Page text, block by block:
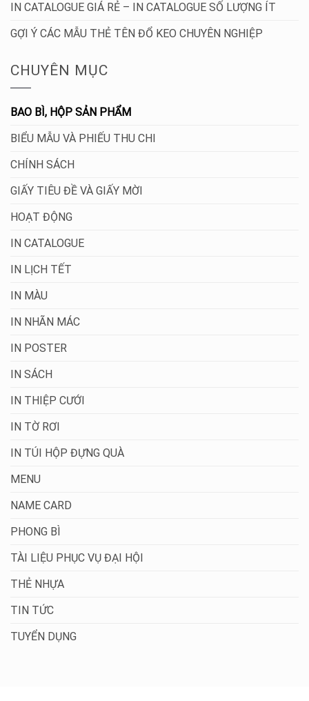
IN CATALOGUE GIÁ RẺ – IN CATALOGUE SỐ LƯỢNG ÍT
GỢI Ý CÁC MẪU THẺ TÊN ĐỔ KEO CHUYÊN NGHIỆP
CHUYÊN MỤC
BAO BÌ, HỘP SẢN PHẨM
BIỂU MẪU VÀ PHIẾU THU CHI
CHÍNH SÁCH
GIẤY TIÊU ĐỀ VÀ GIẤY MỜI
HOẠT ĐỘNG
IN CATALOGUE
IN LỊCH TẾT
IN MÀU
IN NHÃN MÁC
IN POSTER
IN SÁCH
IN THIỆP CƯỚI
IN TỜ RƠI
IN TÚI HỘP ĐỰNG QUÀ
MENU
NAME CARD
PHONG BÌ
TÀI LIỆU PHỤC VỤ ĐẠI HỘI
THẺ NHỰA
TIN TỨC
TUYỂN DỤNG